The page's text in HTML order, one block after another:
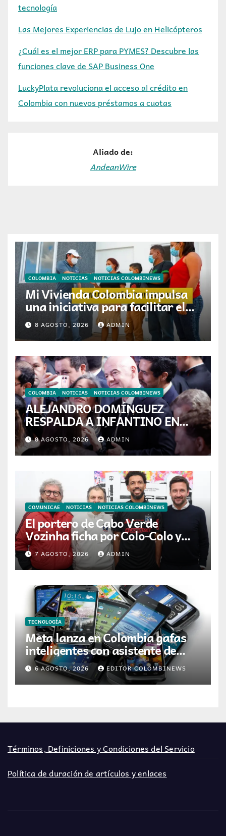
tecnología
Las Mejores Experiencias de Lujo en Helicópteros
¿Cuál es el mejor ERP para PYMES? Descubre las
funciones clave de SAP Business One
LuckyPlata revoluciona el acceso al crédito en
Colombia con nuevos préstamos a cuotas
Aliado de:
AndeanWire
COLOMBIA NOTICIAS NOTICIAS COLOMBINEWS
Mi Vivienda Colombia impulsa
una iniciativa para facilitar el
acceso a la vivienda de familias
colombianas
8 AGOSTO, 2026 ADMIN
COLOMBIA NOTICIAS NOTICIAS COLOMBINEWS
ALEJANDRO DOMÍNGUEZ
RESPALDA A INFANTINO EN
CALI: «ES EL LÍDER DE LA
TRANSFORMACIÓN DEL
FÚTBOL»
8 AGOSTO, 2026 ADMIN
COMUNICAE NOTICIAS NOTICIAS COLOMBINEWS
El portero de Cabo Verde
Vozinha ficha por Colo-Colo y
JETOUR respalda su nueva
etapa
7 AGOSTO, 2026 ADMIN
TECNOLOGÍA
Meta lanza en Colombia gafas
inteligentes con asistente de
inteligencia artificial
6 AGOSTO, 2026 EDITOR COLOMBINEWS
Términos, Definiciones y Condiciones del Servicio
Política de duración de artículos y enlaces